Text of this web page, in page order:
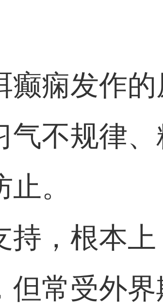
癫痫发作
不规律
。
持，根本
但常受外